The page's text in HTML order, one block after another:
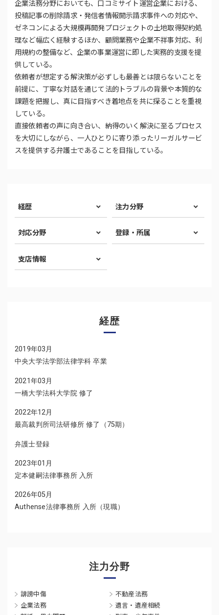
企業法務分野においても、口コミサイト運営企業における、
投稿記事の削除請求・発信者情報開示請求事件への対応や、
ゼネコンによる大規模再開発プロジェクトの土地取得契約処
理など幅広く経験するほか、顧問業務や企業不祥事対応、利
用規約の整備など、企業の事業運営に即した実務的支援を提
供している。
依頼者が想定する解決策が必ずしも最善とは限らないことを
前提に、丁寧な対話を通じて法的トラブルの背景や本質的な
課題を把握し、真に目指すべき着地点を共に探ることを重視
している。
直接依頼者の声に向き合い、納得のいく解決に至るプロセス
を大切にしながら、一人ひとりに寄り添ったリーガルサービ
スを提供する弁護士であることを目指している。
経歴 注力分野
対応分野 登録・所属
支店情報
経歴
2019年03月
中央大学法学部法律学科 卒業
2021年03月
一橋大学法科大学院 修了
2022年12月
最高裁判所司法研修所 修了（75期）
弁護士登録
2023年01月
定本健嗣法律事務所 入所
2026年05月
Authense法律事務所 入所（現職）
注力分野
誹謗中傷
不動産法務
企業法務
遺言・遺産相続